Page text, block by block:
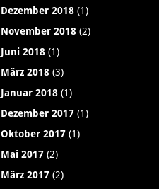
Dezember 2018(1)
November 2018(2)
Juni 2018(1)
März 2018(3)
Januar 2018(1)
Dezember 2017(1)
Oktober 2017(1)
Mai 2017(2)
März 2017(2)